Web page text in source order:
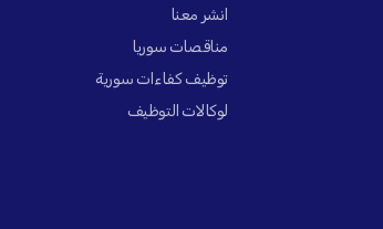
انشر معنا
مناقصات سوريا
توظيف كفاءات سورية
لوكالات التوظيف